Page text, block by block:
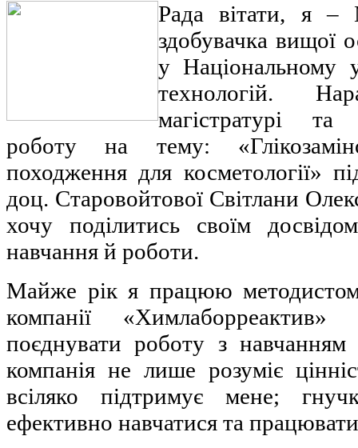
Рада вітати, я
здобувачка вищої
у Національному
технологій.
магістратурі
роботу на тему:
походження для косметології»
доц. Старовойтової Світлани
хочу поділитись своїм
навчання й роботи.
Майже рік я працюю методистом
компанії
поєднувати роботу з навчанням
компанія не лише розуміє
всіляко підтримує мене;
ефективно навчатися та